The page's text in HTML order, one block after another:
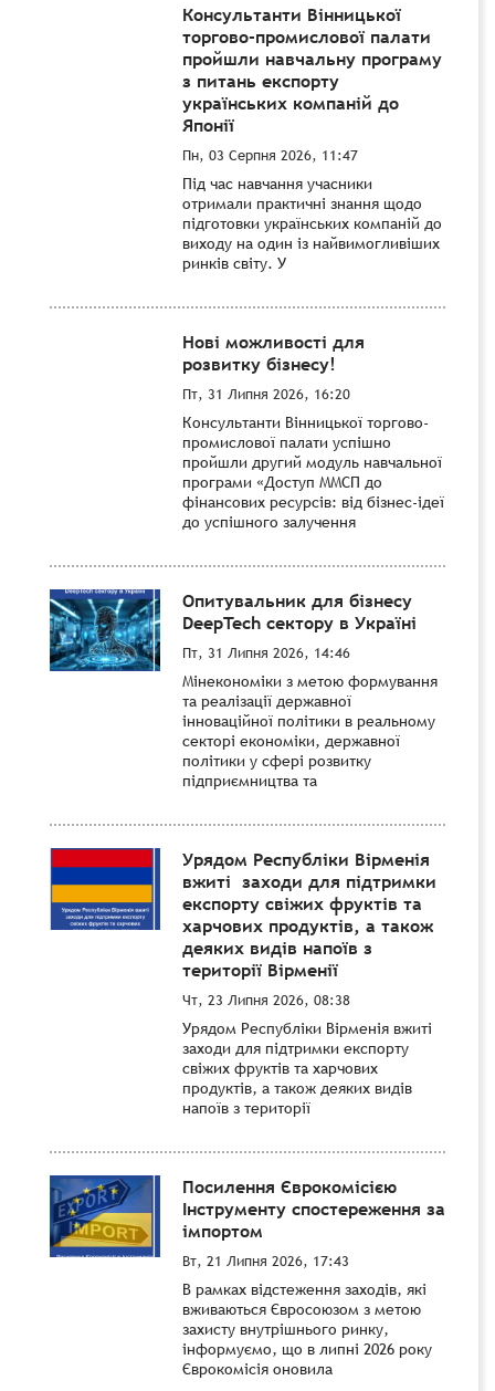
Консультанти Вінницької
торгово-промислової палати
пройшли навчальну програму
з питань експорту
українських компаній до
Японії
Пн, 03 Серпня 2026, 11:47
Під час навчання учасники
отримали практичні знання щодо
підготовки українських компаній до
виходу на один із найвимогливіших
ринків світу. У
Нові можливості для
розвитку бізнесу!
Пт, 31 Липня 2026, 16:20
Консультанти Вінницької торгово-
промислової палати успішно
пройшли другий модуль навчальної
програми «Доступ ММСП до
фінансових ресурсів: від бізнес-ідеї
до успішного залучення
Опитувальник для бізнесу
DeepTech сектору в Україні
Пт, 31 Липня 2026, 14:46
Мінекономіки з метою формування
та реалізації державної
інноваційної політики в реальному
секторі економіки, державної
політики у сфері розвитку
підприємництва та
Урядом Республіки Вірменія
вжиті заходи для підтримки
експорту свіжих фруктів та
харчових продуктів, а також
деяких видів напоїв з
території Вірменії
Чт, 23 Липня 2026, 08:38
Урядом Республіки Вірменія вжиті
заходи для підтримки експорту
свіжих фруктів та харчових
продуктів, а також деяких видів
напоїв з території
Посилення Єврокомісією
Інструменту спостереження за
імпортом
Вт, 21 Липня 2026, 17:43
В рамках відстеження заходів, які
вживаються Євросоюзом з метою
захисту внутрішнього ринку,
інформуємо, що в липні 2026 року
Єврокомісія оновила